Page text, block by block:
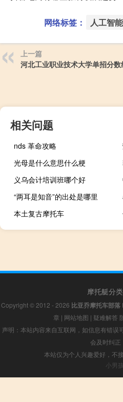
网络标签： 人工智能
上一篇
河北工业职业技术大学单招分数
相关问题
nds 革命攻略
光母是什么意思什么梗
义乌会计培训班哪个好
“两耳是知音”的出处是哪里
本土复古摩托车
摩托艇分
Copyright © 2012 - 2026 比亚乔摩托车部落
章 | 网站地图 | 疑难解答
声明：本站内容来自互联网，如信息有错
会及时纠正
本站仅为个人兴趣爱好，不
小男孩